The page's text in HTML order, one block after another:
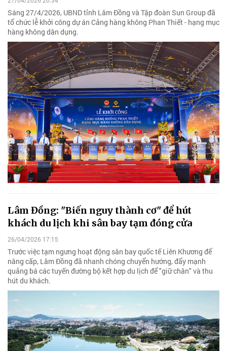
Sáng 27/4/2026, UBND tỉnh Lâm Đồng và Tập đoàn Sun Group đã
tổ chức lễ khởi công dự án Cảng hàng không Phan Thiết - hạng mục
hàng không dân dụng.
Lâm Đồng: "Biến nguy thành cơ" để hút
khách du lịch khi sân bay tạm đóng cửa
26/04/2026 17:15
Trước việc tạm ngưng hoạt động sân bay quốc tế Liên Khương để
nâng cấp, Lâm Đồng đã nhanh chóng chuyển hướng, đẩy mạnh
quảng bá các tuyến đường bộ kết hợp du lịch để "giữ chân" và thu
hút du khách.